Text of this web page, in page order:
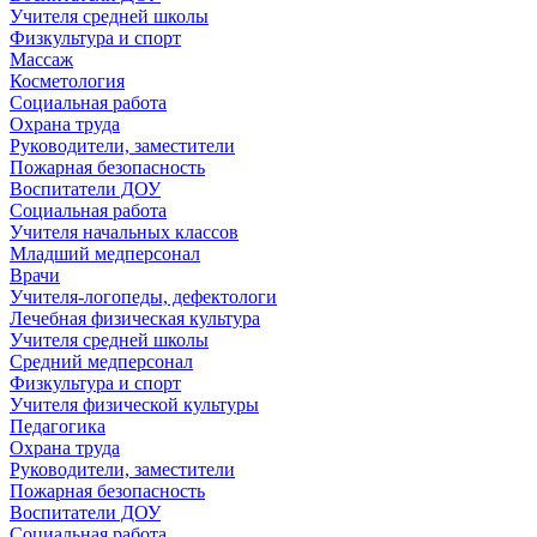
Учителя средней школы
Физкультура и спорт
Массаж
Косметология
Социальная работа
Охрана труда
Руководители, заместители
Пожарная безопасность
Воспитатели ДОУ
Социальная работа
Учителя начальных классов
Младший медперсонал
Врачи
Учителя-логопеды, дефектологи
Лечебная физическая культура
Учителя средней школы
Средний медперсонал
Физкультура и спорт
Учителя физической культуры
Педагогика
Охрана труда
Руководители, заместители
Пожарная безопасность
Воспитатели ДОУ